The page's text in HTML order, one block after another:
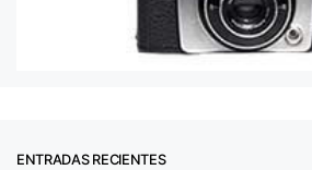
ENTRADAS RECIENTES